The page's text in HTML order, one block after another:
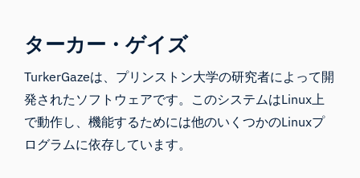
ターカー・ゲイズ
TurkerGazeは 、プリンストン大学の研究者によって開
発されたソフトウェアです。このシステムはLinux上
で動作し、機能するためには他のいくつかのLinuxプ
ログラムに依存しています。